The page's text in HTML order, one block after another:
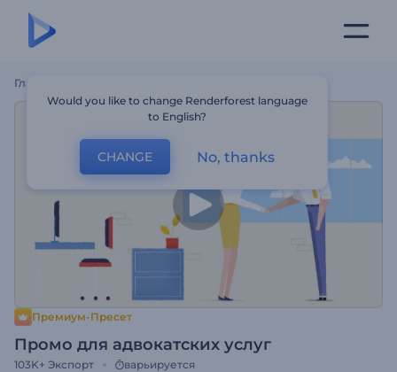
Главная
Премиум-Пресет
Промо для адвокатских услуг
103K+ Экспорт варьируется
Would you like to change Renderforest language
to English?
CHANGE No, thanks